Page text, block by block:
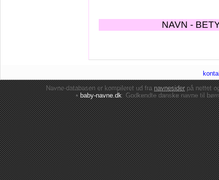
NAVN -
Navne-databasen er kompileret ud franavnesiderpå nettet
•baby-navne.dk: Godkendte danskenavne til børn